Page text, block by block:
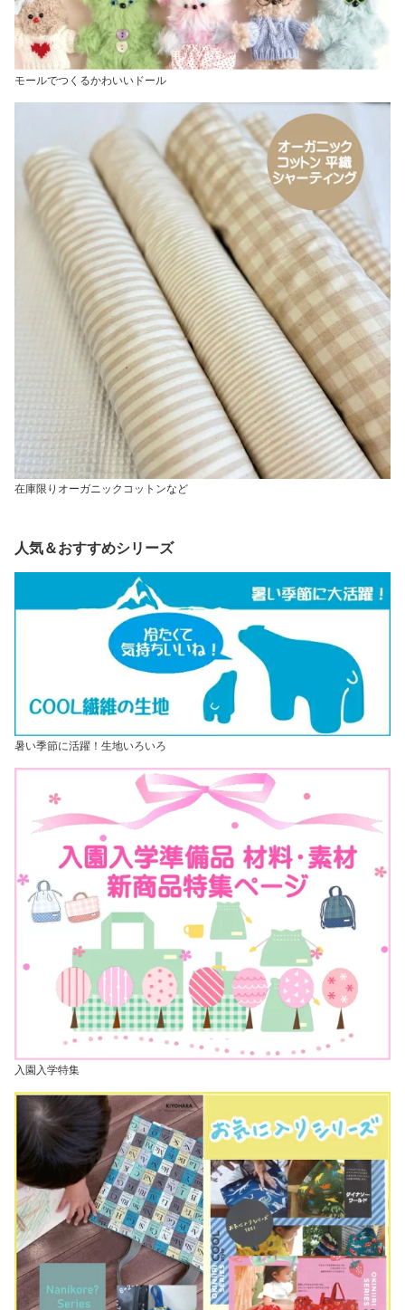
モールでつくるかわいいドール
在庫限りオーガニックコットンなど
人気＆おすすめシリーズ
暑い季節に活躍！生地いろいろ
入園入学特集